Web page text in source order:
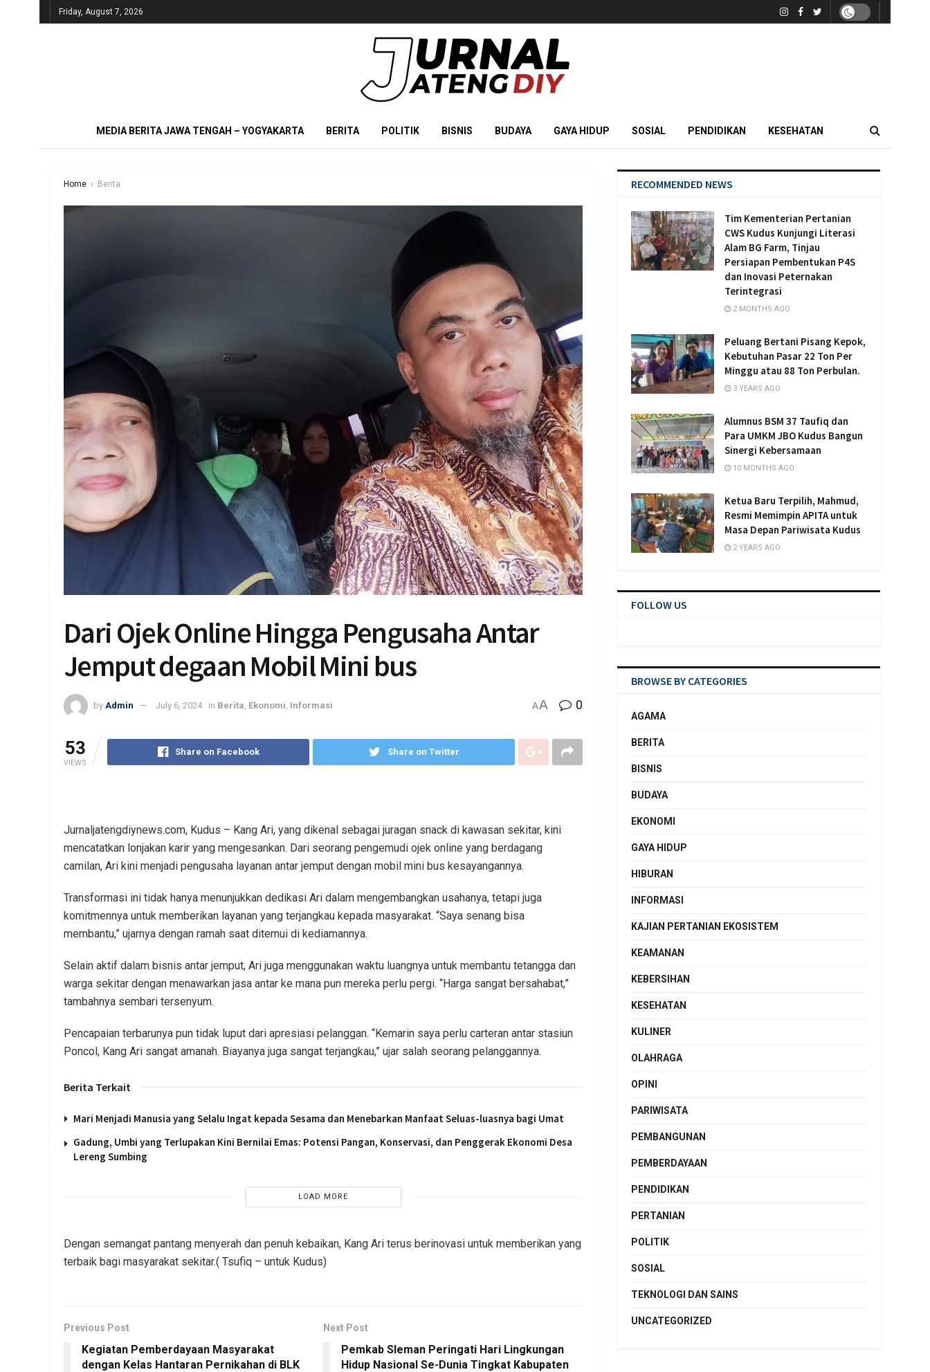
Friday, August 7, 2026
MEDIA BERITA JAWA TENGAH – YOGYAKARTA BERITA POLITIK BISNIS BUDAYA GAYA HIDUP SOSIAL PENDIDIKAN KESEHATAN
Home Berita
Dari Ojek Online Hingga Pengusaha Antar
Jemput degaan Mobil Mini bus
by Admin July 6, 2024 in Berita Ekonomi Informasi AA 0
53
VIEWS
Share on Facebook Share on Twitter
Jurnaljatengdiynews.com, Kudus – Kang Ari, yang dikenal sebagai juragan snack di kawasan sekitar, kini
mencatatkan lonjakan karir yang mengesankan. Dari seorang pengemudi ojek online yang berdagang
camilan, Ari kini menjadi pengusaha layanan antar jemput dengan mobil mini bus kesayangannya.
Transformasi ini tidak hanya menunjukkan dedikasi Ari dalam mengembangkan usahanya, tetapi juga
komitmennya untuk memberikan layanan yang terjangkau kepada masyarakat. “Saya senang bisa
membantu,” ujarnya dengan ramah saat ditemui di kediamannya.
Selain aktif dalam bisnis antar jemput, Ari juga menggunakan waktu luangnya untuk membantu tetangga dan
warga sekitar dengan menawarkan jasa antar ke mana pun mereka perlu pergi. “Harga sangat bersahabat,”
tambahnya sembari tersenyum.
Pencapaian terbarunya pun tidak luput dari apresiasi pelanggan. “Kemarin saya perlu carteran antar stasiun
Poncol, Kang Ari sangat amanah. Biayanya juga sangat terjangkau,” ujar salah seorang pelanggannya.
Berita Terkait
Mari Menjadi Manusia yang Selalu Ingat kepada Sesama dan Menebarkan Manfaat Seluas-luasnya bagi Umat
Gadung, Umbi yang Terlupakan Kini Bernilai Emas: Potensi Pangan, Konservasi, dan Penggerak Ekonomi Desa
Lereng Sumbing
LOAD MORE
Dengan semangat pantang menyerah dan penuh kebaikan, Kang Ari terus berinovasi untuk memberikan yang
terbaik bagi masyarakat sekitar.( Tsufiq – untuk Kudus)
Previous Post
Kegiatan Pemberdayaan Masyarakat
dengan Kelas Hantaran Pernikahan di BLK
Next Post
Pemkab Sleman Peringati Hari Lingkungan
Hidup Nasional Se-Dunia Tingkat Kabupaten
RECOMMENDED NEWS
Tim Kementerian Pertanian
CWS Kudus Kunjungi Literasi
Alam BG Farm, Tinjau
Persiapan Pembentukan P4S
dan Inovasi Peternakan
Terintegrasi
2 MONTHS AGO
Peluang Bertani Pisang Kepok,
Kebutuhan Pasar 22 Ton Per
Minggu atau 88 Ton Perbulan.
3 YEARS AGO
Alumnus BSM 37 Taufiq dan
Para UMKM JBO Kudus Bangun
Sinergi Kebersamaan
10 MONTHS AGO
Ketua Baru Terpilih, Mahmud,
Resmi Memimpin APITA untuk
Masa Depan Pariwisata Kudus
2 YEARS AGO
FOLLOW US
BROWSE BY CATEGORIES
AGAMA
BERITA
BISNIS
BUDAYA
EKONOMI
GAYA HIDUP
HIBURAN
INFORMASI
KAJIAN PERTANIAN EKOSISTEM
KEAMANAN
KEBERSIHAN
KESEHATAN
KULINER
OLAHRAGA
OPINI
PARIWISATA
PEMBANGUNAN
PEMBERDAYAAN
PENDIDIKAN
PERTANIAN
POLITIK
SOSIAL
TEKNOLOGI DAN SAINS
UNCATEGORIZED